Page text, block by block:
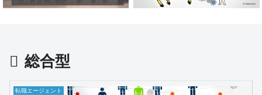
職エージェント8選
事情とは？【キー
総合型
転職エージェント